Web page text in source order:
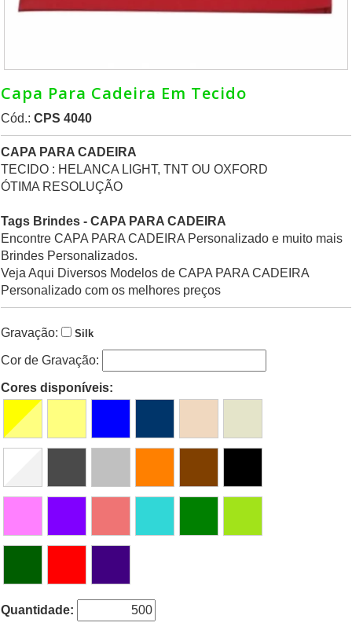
Capa Para Cadeira Em Tecido
Cód.: CPS 4040
CAPA PARA CADEIRA
TECIDO : HELANCA LIGHT, TNT OU OXFORD
ÓTIMA RESOLUÇÃO
Tags Brindes - CAPA PARA CADEIRA
Encontre CAPA PARA CADEIRA Personalizado e muito mais
Brindes Personalizados.
Veja Aqui Diversos Modelos de CAPA PARA CADEIRA
Personalizado com os melhores preços
Gravação: Silk
Cor de Gravação:
Cores disponíveis:
Quantidade: